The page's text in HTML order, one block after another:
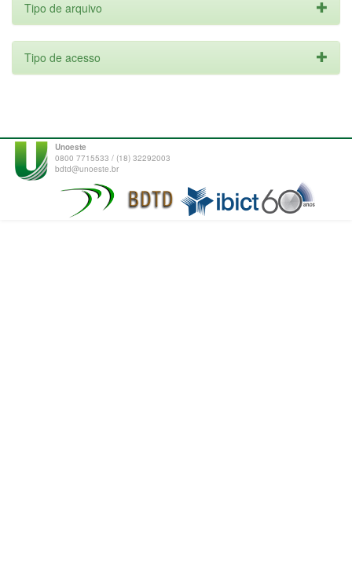
Tipo de arquivo
Tipo de acesso
Unoeste
0800 7715533 / (18) 32292003
bdtd@unoeste.br